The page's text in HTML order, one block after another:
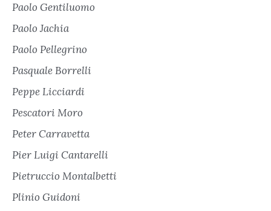
Paolo Gentiluomo
Paolo Jachia
Paolo Pellegrino
Pasquale Borrelli
Peppe Licciardi
Pescatori Moro
Peter Carravetta
Pier Luigi Cantarelli
Pietruccio Montalbetti
Plinio Guidoni